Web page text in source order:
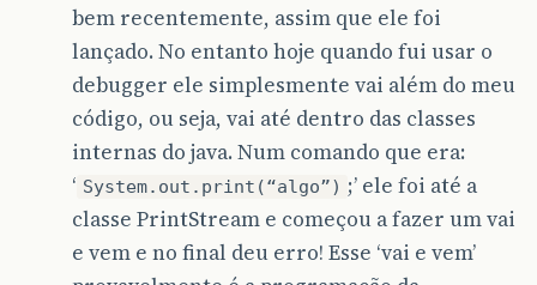
bem recentemente, assim que ele foi
lançado. No entanto hoje quando fui usar o
debugger ele simplesmente vai além do meu
código, ou seja, vai até dentro das classes
internas do java. Num comando que era:
‘ System.out.print(“algo”) ;’ ele foi até a
classe PrintStream e começou a fazer um vai
e vem e no final deu erro! Esse ‘vai e vem’